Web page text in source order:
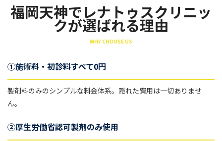
福岡天神でレナトゥスクリニッ
クが選ばれる理由
WHY CHOOSE US
①施術料・初診料すべて0円
製剤料のみのシンプルな料金体系。隠れた費用は一切ありませ
ん。
②厚生労働省認可製剤のみ使用